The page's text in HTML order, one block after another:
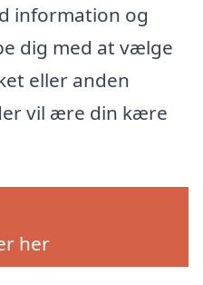
information og
dig med at vælge
eller anden
vil ære din kære
her